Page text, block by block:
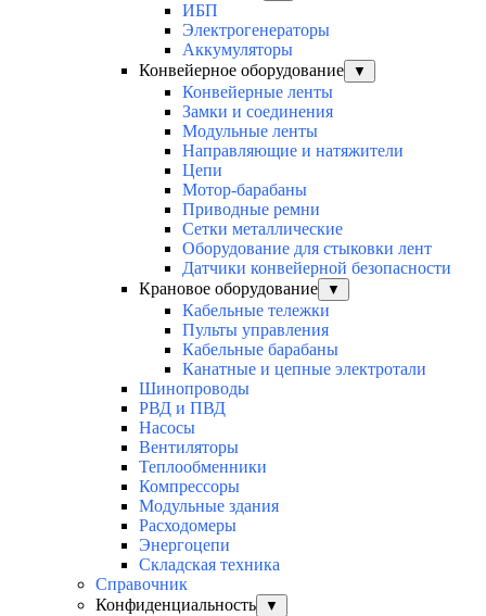
ИБП
Электрогенераторы
Аккумуляторы
Конвейерное оборудование
▼
Конвейерные ленты
Замки и соединения
Модульные ленты
Направляющие и натяжители
Цепи
Мотор-барабаны
Приводные ремни
Сетки металлические
Оборудование для стыковки лент
Датчики конвейерной безопасности
Крановое оборудование
▼
Кабельные тележки
Пульты управления
Кабельные барабаны
Канатные и цепные электротали
Шинопроводы
РВД и ПВД
Насосы
Вентиляторы
Теплообменники
Компрессоры
Модульные здания
Расходомеры
Энергоцепи
Складская техника
Справочник
Конфиденциальность
▼